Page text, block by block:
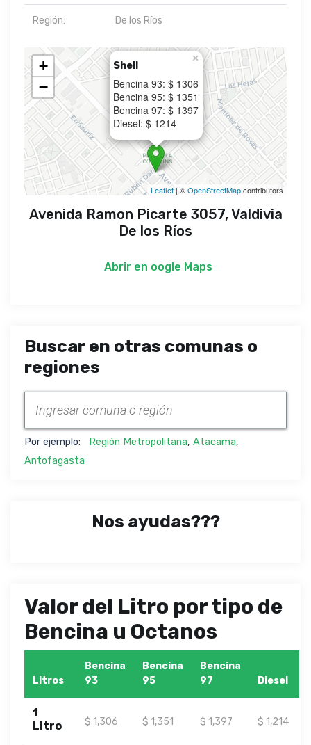
Región: De los Ríos
Shell
Bencina 93: $ 1306
Bencina 95: $ 1351
Bencina 97: $ 1397
Diesel: $ 1214
×
+
−
Leaflet| ©OpenStreetMapcontributors
Avenida Ramon Picarte 3057, Valdivia
De los Ríos
Abrir en oogle Maps
Buscar en otras comunas o
regiones
Por ejemplo: Región Metropolitana, Atacama,
Antofagasta
Nos ayudas???
Valor del Litro por tipo de
Bencina u Octanos
Litros
Bencina
93
Bencina
95
Bencina
97
Diesel
1
Litro
$ 1,306 $ 1,351 $ 1,397 $ 1,214